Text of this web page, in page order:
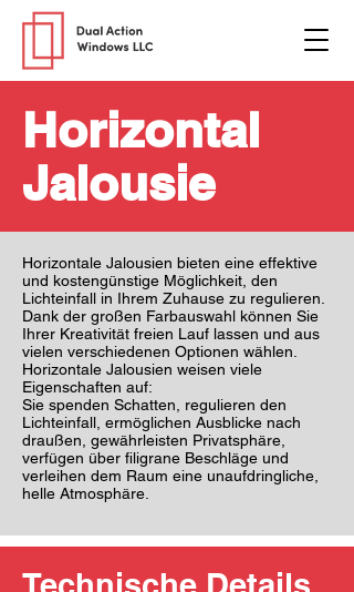
Horizontal
Jalousie
Horizontale Jalousien bieten eine effektive
und kostengünstige Möglichkeit, den
Lichteinfall in Ihrem Zuhause zu regulieren.
Dank der großen Farbauswahl können Sie
Ihrer Kreativität freien Lauf lassen und aus
vielen verschiedenen Optionen wählen.
Horizontale Jalousien weisen viele
Eigenschaften auf:
Sie spenden Schatten, regulieren den
Lichteinfall, ermöglichen Ausblicke nach
draußen, gewährleisten Privatsphäre,
verfügen über filigrane Beschläge und
verleihen dem Raum eine unaufdringliche,
helle Atmosphäre.